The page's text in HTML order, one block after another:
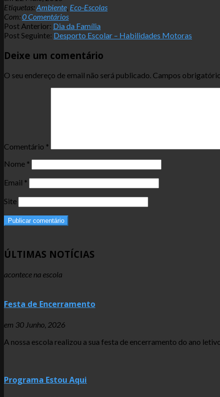
22
Etiquetas:Ambiente Eco-Escolas
Com:0 Comentários
Post Anterior: Dia da Família
Post Seguinte: Desporto Escolar – Habilidades Motoras
Deixe um comentário
O seu endereço de email não será publicado. Campos
Comentário *
Nome *
Email *
Site
ÚLTIMAS NOTÍCIAS
acontece na escola
Festa de Encerramento
em 30 Junho, 2026
A nossa escola realizou a sua festa de encerramento do ano
Programa Estou Aqui